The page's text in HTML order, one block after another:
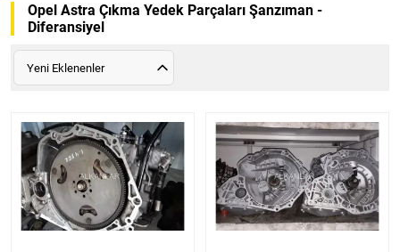
Opel Astra Çıkma Yedek Parçaları Şanzıman -
Diferansiyel
Yeni Eklenenler